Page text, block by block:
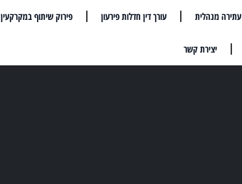
עתירה מנהלית עורך דין חדלות פירעון פירוק שיתוף במקרקעין
יצירת קשר